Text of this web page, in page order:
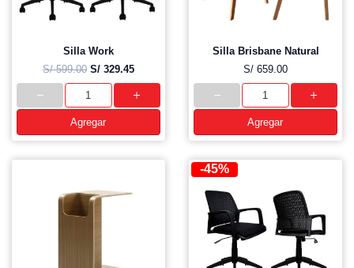
Silla Work
S/ 599.00 S/ 329.45
Agregar
Silla Brisbane Natural
S/ 659.00
Agregar
-45%